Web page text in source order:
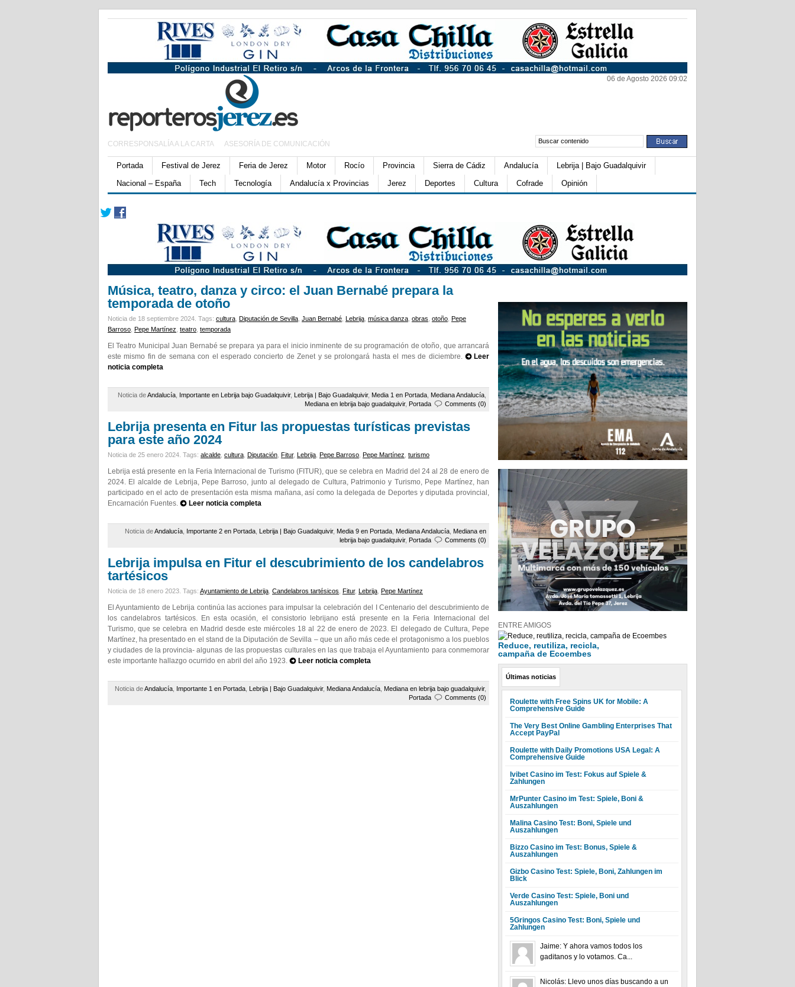
06 de Agosto 2026 09:02
CORRESPONSALÍA A LA CARTA ASESORÍA DE COMUNICACIÓN
Portada Festival de Jerez Feria de Jerez Motor Rocío Provincia Sierra de Cádiz Andalucía
Lebrija | Bajo Guadalquivir
Nacional – España
Tech Tecnología Andalucía x Provincias Jerez Deportes Cultura Cofrade Opinión
Música, teatro, danza y circo: el Juan Bernabé prepara la
temporada de otoño
Noticia de 18 septiembre 2024. Tags: cultura Diputación de Sevilla Juan Bernabé Lebrija música danza obras otoño Pepe
Barroso Pepe Martínez teatro temporada
El Teatro Municipal Juan Bernabé se prepara ya para el inicio inminente de su programación de otoño, que arrancará
este mismo fin de semana con el esperado concierto de Zenet y se prolongará hasta el mes de diciembre.
Leer
noticia completa
Noticia deAndalucía Importante en Lebrija bajo Guadalquivir, Lebrija | Bajo Guadalquivir, Media 1 en Portada Mediana Andalucía
Mediana en lebrija bajo guadalquivir, Portada Comments (0)
Lebrija presenta en Fitur las propuestas turísticas previstas
para este año 2024
Noticia de 25 enero 2024. Tags: alcalde cultura Diputación Fitur, Lebrija Pepe Barroso Pepe Martínez turismo
Lebrija está presente en la Feria Internacional de Turismo (FITUR), que se celebra en Madrid del 24 al 28 de enero de
2024. El alcalde de Lebrija, Pepe Barroso, junto al delegado de Cultura, Patrimonio y Turismo, Pepe Martínez, han
participado en el acto de presentación esta misma mañana, así como la delegada de Deportes y diputada provincial,
Encarnación Fuentes.
Leer noticia completa
Noticia deAndalucía Importante 2 en Portada Lebrija | Bajo Guadalquivir, Media 9 en Portada Mediana Andalucía Mediana en
lebrija bajo guadalquivir, Portada Comments (0)
Lebrija impulsa en Fitur el descubrimiento de los candelabros
tartésicos
Noticia de 18 enero 2023. Tags: Ayuntamiento de Lebrija Candelabros tartésicos Fitur, Lebrija Pepe Martínez
El Ayuntamiento de Lebrija continúa las acciones para impulsar la celebración del I Centenario del descubrimiento de
los candelabros tartésicos. En esta ocasión, el consistorio lebrijano está presente en la Feria Internacional del
Turismo, que se celebra en Madrid desde este miércoles 18 al 22 de enero de 2023. El delegado de Cultura, Pepe
Martínez, ha presentado en el stand de la Diputación de Sevilla – que un año más cede el protagonismo a los pueblos
y ciudades de la provincia- algunas de las propuestas culturales en las que trabaja el Ayuntamiento para conmemorar
este importante hallazgo ocurrido en abril del año 1923.
Leer noticia completa
Noticia deAndalucía Importante 1 en Portada Lebrija | Bajo Guadalquivir, Mediana Andalucía Mediana en lebrija bajo guadalquivir,
Portada
Comments (0)
ENTRE AMIGOS
Reduce, reutiliza, recicla,
campaña de Ecoembes
Últimas noticias
Roulette with Free Spins UK for Mobile: A
Comprehensive Guide
The Very Best Online Gambling Enterprises That
Accept PayPal
Roulette with Daily Promotions USA Legal: A
Comprehensive Guide
Ivibet Casino im Test: Fokus auf Spiele &
Zahlungen
MrPunter Casino im Test: Spiele, Boni &
Auszahlungen
Malina Casino Test: Boni, Spiele und
Auszahlungen
Bizzo Casino im Test: Bonus, Spiele &
Auszahlungen
Gizbo Casino Test: Spiele, Boni, Zahlungen im
Blick
Verde Casino Test: Spiele, Boni und
Auszahlungen
5Gringos Casino Test: Boni, Spiele und
Zahlungen
Jaime: Y ahora vamos todos los
gaditanos y lo votamos. Ca...
Nicolás: Llevo unos días buscando a un